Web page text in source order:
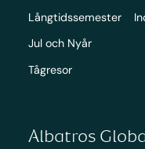
Långtidssemester
Jul och Nyår
Tågresor
Albatros